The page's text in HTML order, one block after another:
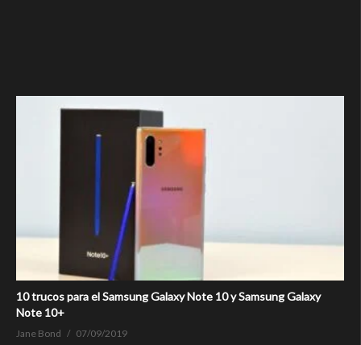
10 trucos para el Samsung Galaxy Note 10 y Samsung Galaxy
Note 10+
Jane Bond 07/09/2019